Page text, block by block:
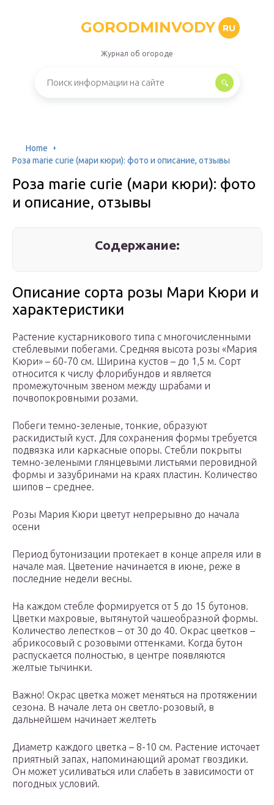
GORODMINVODY RU
Журнал об огороде
Home
Роза marie curie (мари кюри): фото и описание, отзывы
Роза marie curie (мари кюри): фото
и описание, отзывы
Содержание:
Описание сорта розы Мари Кюри и
характеристики
Растение кустарникового типа с многочисленными
стеблевыми побегами. Средняя высота розы «Мария
Кюри» – 60-70 см. Ширина кустов – до 1,5 м. Сорт
относится к числу флорибундов и является
промежуточным звеном между шрабами и
почвопокровными розами.
Побеги темно-зеленые, тонкие, образуют
раскидистый куст. Для сохранения формы требуется
подвязка или каркасные опоры. Стебли покрыты
темно-зелеными глянцевыми листьями перовидной
формы и зазубринами на краях пластин. Количество
шипов – среднее.
Розы Мария Кюри цветут непрерывно до начала
осени
Период бутонизации протекает в конце апреля или в
начале мая. Цветение начинается в июне, реже в
последние недели весны.
На каждом стебле формируется от 5 до 15 бутонов.
Цветки махровые, вытянутой чашеобразной формы.
Количество лепестков – от 30 до 40. Окрас цветков –
абрикосовый с розовыми оттенками. Когда бутон
распускается полностью, в центре появляются
желтые тычинки.
Важно! Окрас цветка может меняться на протяжении
сезона. В начале лета он светло-розовый, в
дальнейшем начинает желтеть
Диаметр каждого цветка – 8-10 см. Растение источает
приятный запах, напоминающий аромат гвоздики.
Он может усиливаться или слабеть в зависимости от
погодных условий.